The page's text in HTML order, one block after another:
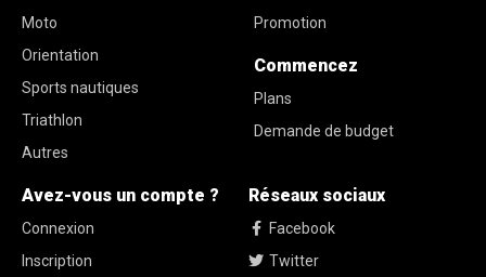
Moto
Orientation
Sports nautiques
Triathlon
Autres
Promotion
Commencez
Plans
Demande de budget
Avez-vous un compte ?
Connexion
Inscription
Réseaux sociaux
Facebook
Twitter